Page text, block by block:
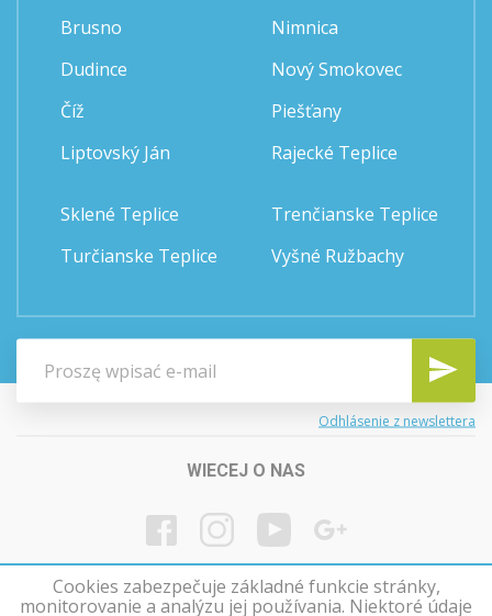
Brusno
Dudince
Číž
Liptovský Ján
Nimnica
Nový Smokovec
Piešťany
Rajecké Teplice
Sklené Teplice
Turčianske Teplice
Trenčianske Teplice
Vyšné Ružbachy
Odhlásenie z newslettera
WIECEJ O NAS
Cookies zabezpečuje základné funkcie stránky,
monitorovanie a analýzu jej používania. Niektoré údaje